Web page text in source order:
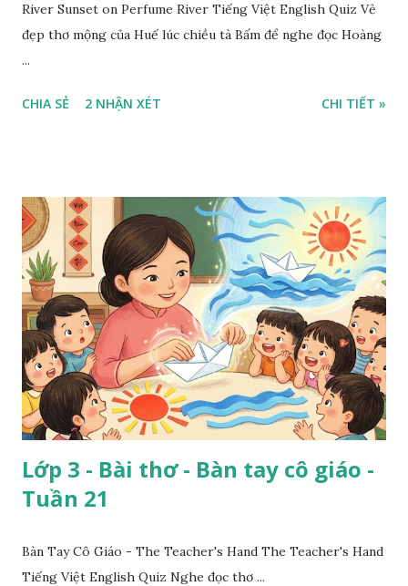
River Sunset on Perfume River Tiếng Việt English Quiz Vẻ
đẹp thơ mộng của Huế lúc chiều tà Bấm để nghe đọc Hoàng
...
CHIA SẺ 2 NHẬN XÉT CHI TIẾT »
Lớp 3 - Bài thơ - Bàn tay cô giáo -
Tuần 21
Bàn Tay Cô Giáo - The Teacher's Hand The Teacher's Hand
Tiếng Việt English Quiz Nghe đọc thơ ...